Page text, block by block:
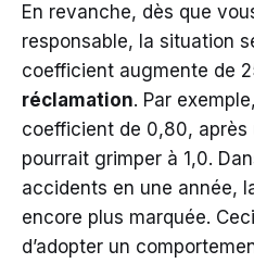
En revanche, dès que
responsable, la situation
coefficient augmente de
réclamation. Par
coefficient de 0,80,
pourrait grimper à 1,0.
accidents en une année,
encore plus marquée.
d’adopter un